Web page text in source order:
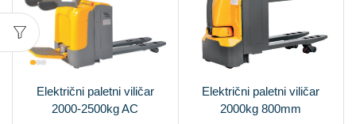
Električni paletni viličar
2000-2500kg AC
Električni paletni viličar
2000kg 800mm